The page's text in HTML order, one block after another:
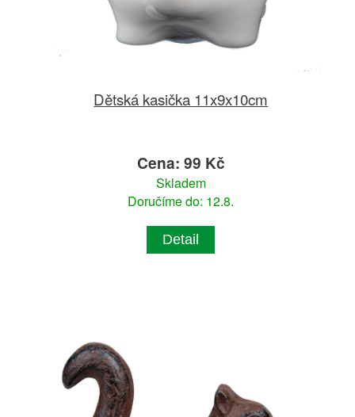
Dětská kasička 11x9x10cm
Cena: 99 Kč
Skladem
Doručíme do: 12.8.
Detail